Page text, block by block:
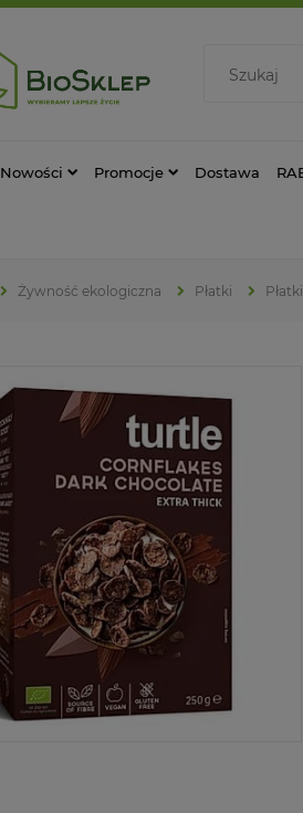
Nowości Promocje Dostawa
Żywność ekologiczna Płatki